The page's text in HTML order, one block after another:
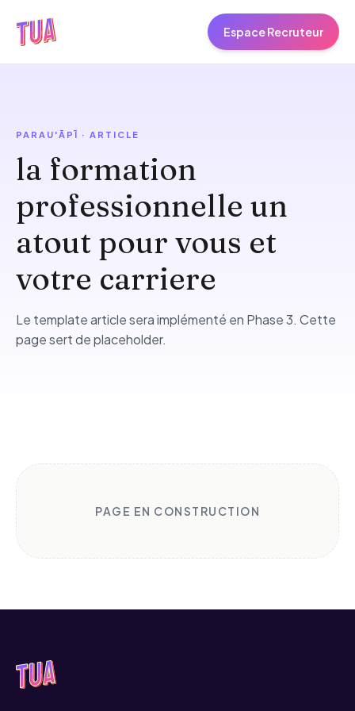
Espace Recruteur
PARAU'ĀPĪ · ARTICLE
la formation
professionnelle un
atout pour vous et
votre carriere
Le template article sera implémenté en Phase 3. Cette
page sert de placeholder.
PAGE EN CONSTRUCTION